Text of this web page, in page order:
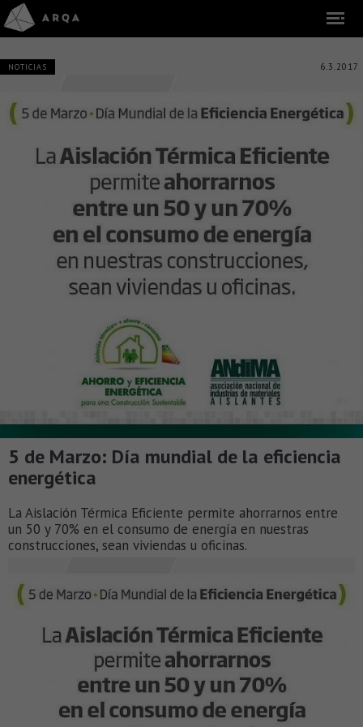
NOTICIAS 6.3.2017
5 de Marzo: Día mundial de la eficiencia
energética
La Aislación Térmica Eficiente permite ahorrarnos entre
un 50 y 70% en el consumo de energía en nuestras
construcciones, sean viviendas u oficinas.